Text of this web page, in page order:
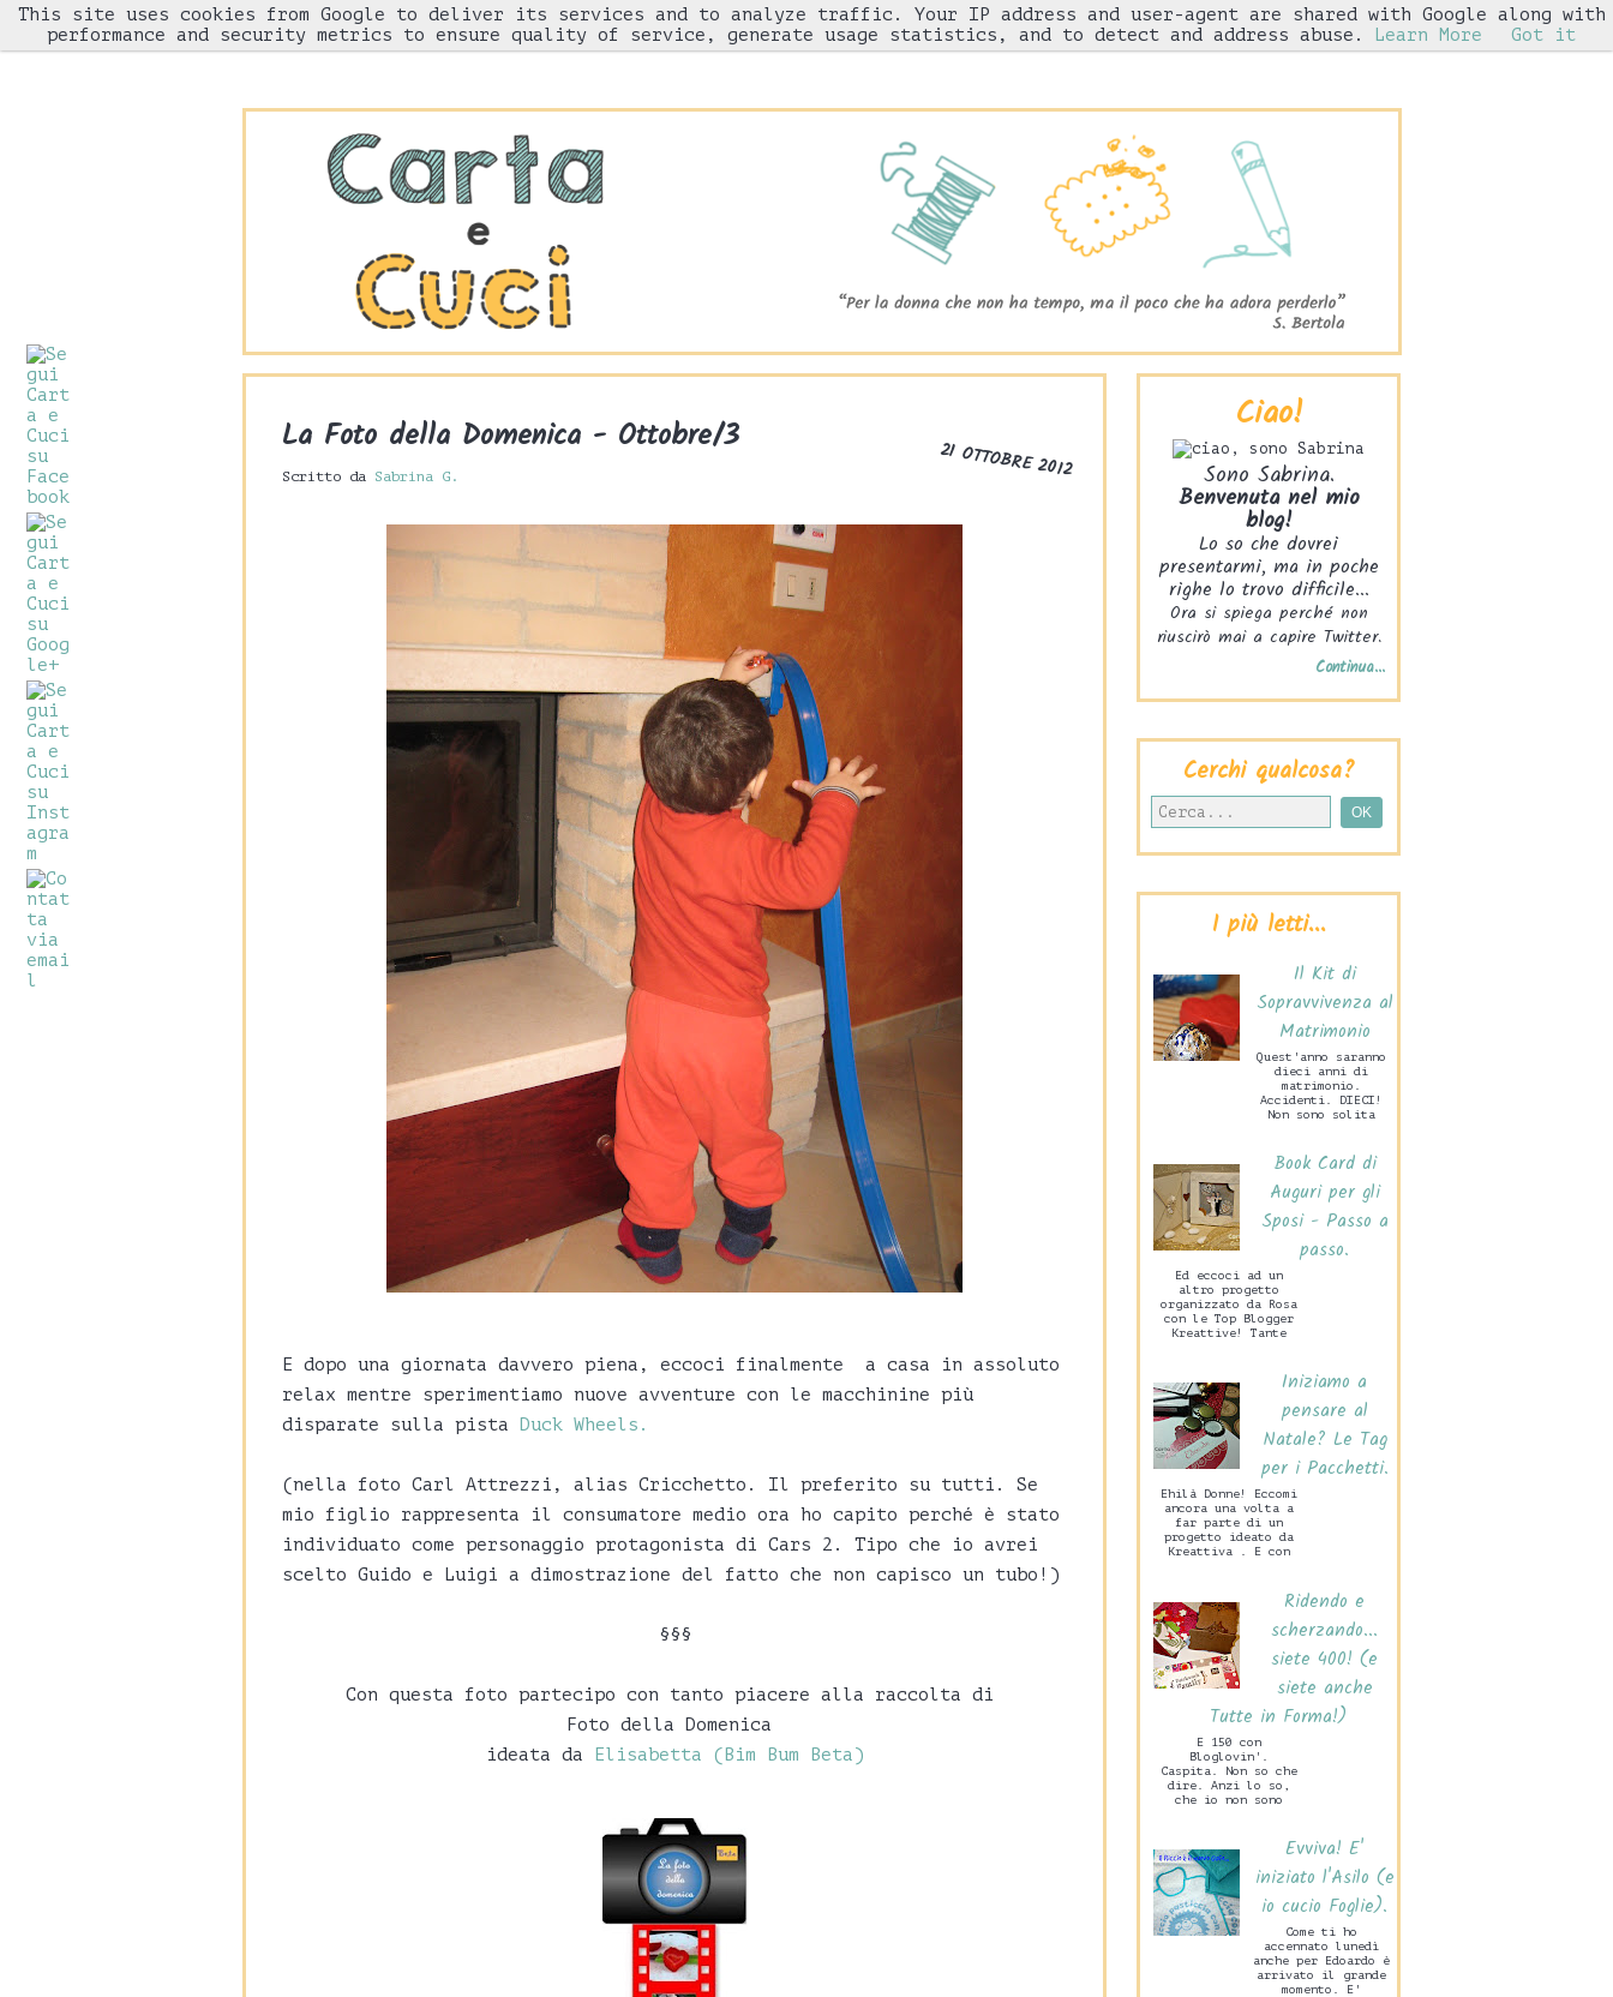
HOME Chi sono "Come l'ho fatto" Gnam! Iniziative
21 OTTOBRE 2012
La Foto della Domenica - Ottobre/3
Scritto da Sabrina G.
E dopo una giornata davvero piena, eccoci finalmente a casa in assoluto
relax mentre sperimentiamo nuove avventure con le macchinine più
disparate sulla pista
Duck Wheels.
(nella foto Carl Attrezzi, alias Cricchetto. Il preferito su tutti. Se
mio figlio rappresenta il consumatore medio ora ho capito perché è stato
individuato come personaggio protagonista di Cars 2. Tipo che io avrei
scelto Guido e Luigi a dimostrazione del fatto che non capisco un tubo!)
§§§
Con questa foto partecipo con tanto piacere alla raccolta di
Foto della Domenica
ideata da
Elisabetta (Bim Bum Beta)
Ciao!
Sono Sabrina.
Benvenuta nel mio
blog!
Lo so che dovrei
presentarmi, ma in poche
righe lo trovo difficile...
Ora si spiega perché non
riuscirò mai a capire Twitter.
Continua...
Cerchi qualcosa?
I più letti...
Il Kit di
Sopravvivenza al
Matrimonio
Quest'anno saranno
dieci anni di
matrimonio.
Accidenti. DIECI!
Non sono solita
Valentino, mio
marito c...
Book Card di
Auguri per gli
Sposi - Passo a
passo.
Ed eccoci ad un
altro progetto
organizzato da Rosa
con le Top Blogger
Kreattive! Tante
sarann...
Iniziamo a
pensare al
Natale? Le Tag
per i Pacchetti.
Ehilà Donne! Eccomi
ancora una volta a
far parte di un
progetto ideato da
Kreattiva . E con
Ridendo e
scherzando...
siete 400! (e
siete anche
Tutte in Forma!)
E 150 con
Bloglovin'.
Caspita. Non so che
dire. Anzi lo so,
che io non sono
ta...
Evviva! E'
iniziato l'Asilo (e
io cucio Foglie).
Come ti ho
accennato lunedì
anche per Edoardo è
arrivato il grande
momento. E'
This site uses cookies from Google to deliver its services and to analyze traffic. Your IP address and user-agent are shared with Google along with
performance and security metrics to ensure quality of service, generate usage statistics, and to detect and address abuse.
Learn More Got it